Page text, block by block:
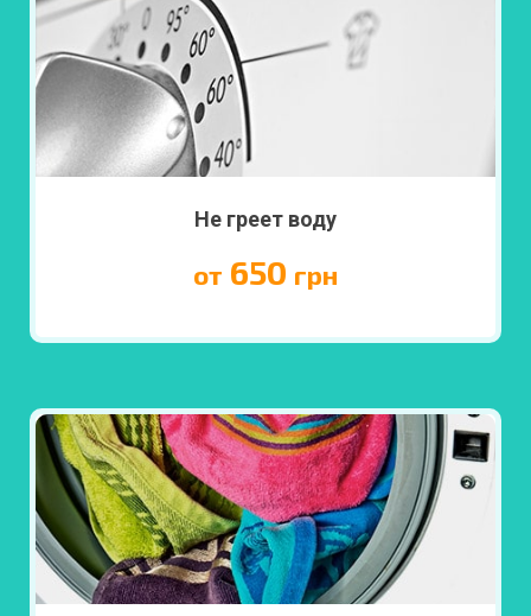
Не греет воду
от 650 грн
ПОДРОБНЕЕ
ПОДРОБНЕЕ